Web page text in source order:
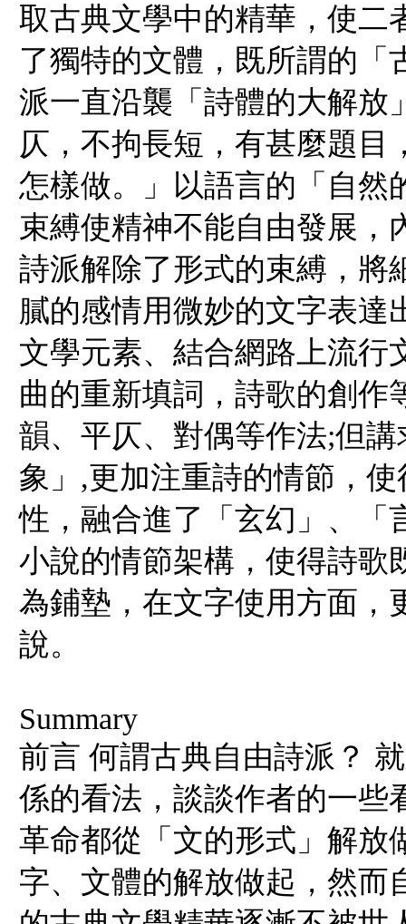
取古典文學中的精華，使二
了獨特的文體，既所謂的「
派一直沿襲「詩體的大解放
仄，不拘長短，有甚麼題目
怎樣做。」以語言的「自然
束縛使精神不能自由發展，
詩派解除了形式的束縛，將
膩的感情用微妙的文字表達
文學元素、結合網路上流行
曲的重新填詞，詩歌的創作
韻、平仄、對偶等作法;但
象」,更加注重詩的情節，
性，融合進了「玄幻」、「
小說的情節架構，使得詩歌
為鋪墊，在文字使用方面，
說。
Summary
前言 何謂古典自由詩派？
係的看法，談談作者的一些
革命都從「文的形式」解放
字、文體的解放做起，然而